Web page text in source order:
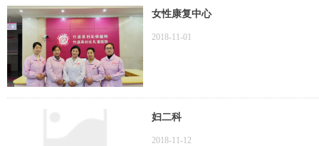
女性康复中心
2018-11-01
妇二科
2018-11-12